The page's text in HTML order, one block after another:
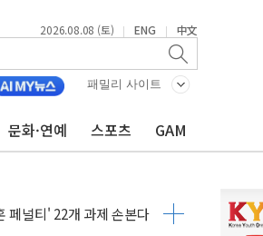
2026.08.08 (토) | ENG | 中文
패밀리 사이트
문화·연예 스포츠 GAM
현실화
치여 사망
·1명 실종